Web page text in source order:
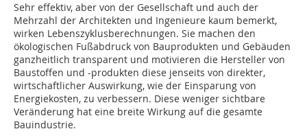
Sehr effektiv, aber von der Gesellschaft und auch der
Mehrzahl der Architekten und Ingenieure kaum bemerkt,
wirken Lebenszyklusberechnungen. Sie machen den
ökologischen Fußabdruck von Bauprodukten und Gebäuden
ganzheitlich transparent und motivieren die Hersteller von
Baustoffen und -produkten diese jenseits von direkter,
wirtschaftlicher Auswirkung, wie der Einsparung von
Energiekosten, zu verbessern. Diese weniger sichtbare
Veränderung hat eine breite Wirkung auf die gesamte
Bauindustrie.